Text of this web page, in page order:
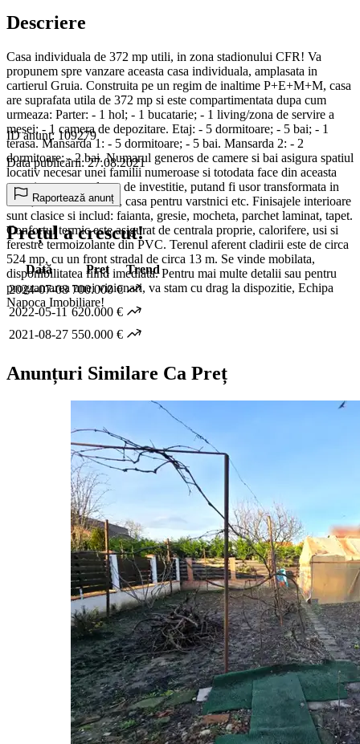
Descriere
Casa individuala de 372 mp utili, in zona stadionului CFR! Va
propunem spre vanzare aceasta casa individuala, amplasata in
cartierul Gruia. Construita pe un regim de inaltime P+E+M+M, casa
are suprafata utila de 372 mp si este compartimentata dupa cum
urmeaza: Parter: - 1 hol; - 1 bucatarie; - 1 living/zona de servire a
mesei; - 1 camera de depozitare. Etaj: - 5 dormitoare; - 5 bai; - 1
terasa. Mansarda 1: - 5 dormitoare; - 5 bai. Mansarda 2: - 2
dormitoare; - 2 bai. Numarul generos de camere si bai asigura spatiul
locativ necesar unei familii numeroase si totodata face din aceasta
proprietate o excelenta de investitie, putand fi usor transformata in
hotel, clinica medicala, casa pentru varstnici etc. Finisajele interioare
sunt clasice si includ: faianta, gresie, mocheta, parchet laminat, tapet.
Confortul termic este asigurat de centrala proprie, calorifere, usi si
ferestre termoizolante din PVC. Terenul aferent cladirii este de circa
524 mp, cu un front stradal de circa 13 m. Se vinde mobilata,
disponibilitatea fiind imediata. Pentru mai multe detalii sau pentru
programarea unei vizionari, va stam cu drag la dispozitie, Echipa
Napoca Imobiliare!
ID anunț: 109279
Data publicării: 27.08.2021
Raportează anunț
Prețul a crescut!
Dată Preț
Trend
2024-07-08 700.000 €
2022-05-11 620.000 €
2021-08-27 550.000 €
Anunțuri Similare Ca Preț